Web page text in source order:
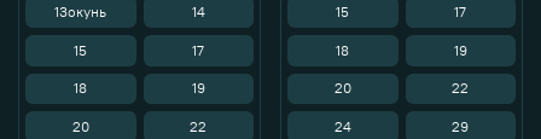
13окунь 14
15 17
18 19
20 22
15 17
18 19
20 22
24 29